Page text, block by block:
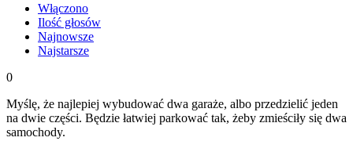
Włączono
Ilość głosów
Najnowsze
Najstarsze
0
Myślę, że najlepiej wybudować dwa garaże, albo przedzielić jeden
na dwie części. Będzie łatwiej parkować tak, żeby zmieściły się dwa
samochody.